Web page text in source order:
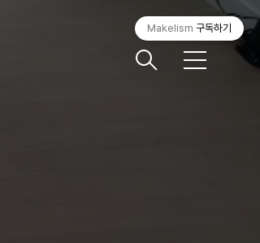
메
Makelism 구독하기